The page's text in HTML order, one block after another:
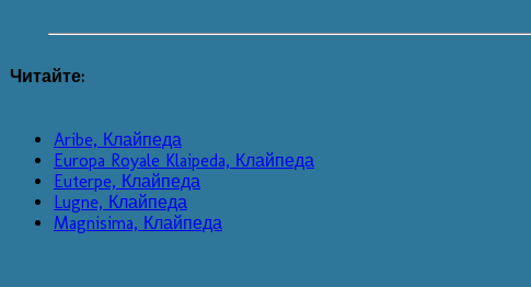
Читайте:
Aribe, Клайпеда
Europa Royale Klaipeda, Клайпеда
Euterpe, Клайпеда
Lugne, Клайпеда
Magnisima, Клайпеда